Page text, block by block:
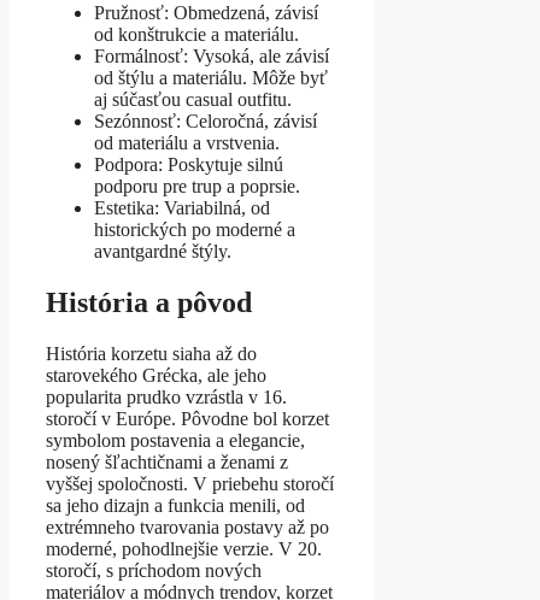
Pružnosť: Obmedzená, závisí
od konštrukcie a materiálu.
Formálnosť: Vysoká, ale závisí
od štýlu a materiálu. Môže byť
aj súčasťou casual outfitu.
Sezónnosť: Celoročná, závisí
od materiálu a vrstvenia.
Podpora: Poskytuje silnú
podporu pre trup a poprsie.
Estetika: Variabilná, od
historických po moderné a
avantgardné štýly.
História a pôvod
História korzetu siaha až do
starovekého Grécka, ale jeho
popularita prudko vzrástla v 16.
storočí v Európe. Pôvodne bol korzet
symbolom postavenia a elegancie,
nosený šľachtičnami a ženami z
vyššej spoločnosti. V priebehu storočí
sa jeho dizajn a funkcia menili, od
extrémneho tvarovania postavy až po
moderné, pohodlnejšie verzie. V 20.
storočí, s príchodom nových
materiálov a módnych trendov, korzet